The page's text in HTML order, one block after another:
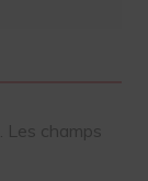
Les champs